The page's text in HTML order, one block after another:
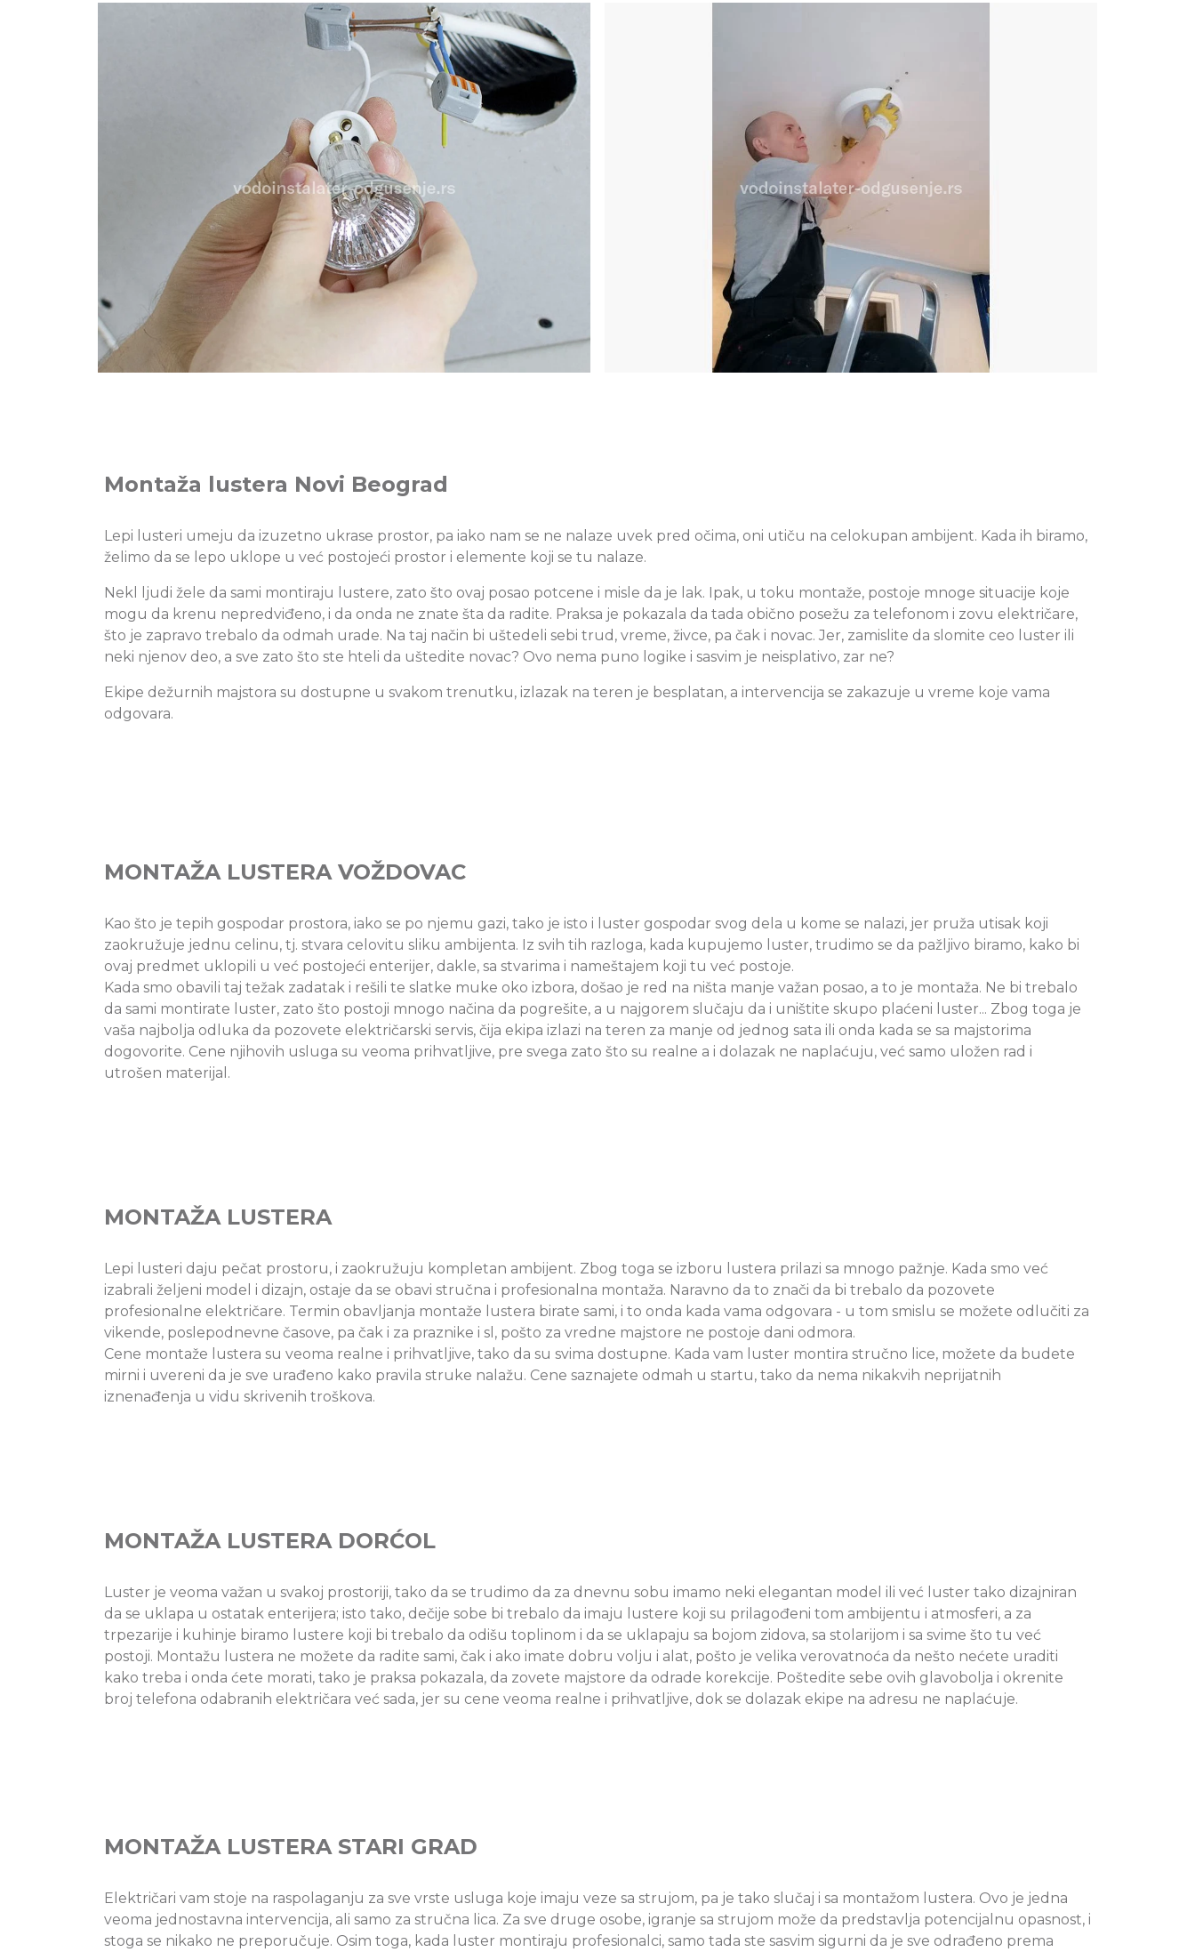
Montaža lustera Novi Beograd
Lepi lusteri umeju da izuzetno ukrase prostor, pa iako nam se ne nalaze uvek pred očima, oni utiču na celokupan ambijent. Kada ih biramo,
želimo da se lepo uklope u već postojeći prostor i elemente koji se tu nalaze.
Nekl ljudi žele da sami montiraju lustere, zato što ovaj posao potcene i misle da je lak. Ipak, u toku montaže, postoje mnoge situacije koje
mogu da krenu nepredviđeno, i da onda ne znate šta da radite. Praksa je pokazala da tada obično posežu za telefonom i zovu električare,
što je zapravo trebalo da odmah urade. Na taj način bi uštedeli sebi trud, vreme, živce, pa čak i novac. Jer, zamislite da slomite ceo luster ili
neki njenov deo, a sve zato što ste hteli da uštedite novac? Ovo nema puno logike i sasvim je neisplativo, zar ne?
Ekipe dežurnih majstora su dostupne u svakom trenutku, izlazak na teren je besplatan, a intervencija se zakazuje u vreme koje vama
odgovara.
MONTAŽA LUSTERA VOŽDOVAC
Kao što je tepih gospodar prostora, iako se po njemu gazi, tako je isto i luster gospodar svog dela u kome se nalazi, jer pruža utisak koji
zaokružuje jednu celinu, tj. stvara celovitu sliku ambijenta. Iz svih tih razloga, kada kupujemo luster, trudimo se da pažljivo biramo, kako bi
ovaj predmet uklopili u već postojeći enterijer, dakle, sa stvarima i nameštajem koji tu već postoje.
Kada smo obavili taj težak zadatak i rešili te slatke muke oko izbora, došao je red na ništa manje važan posao, a to je montaža. Ne bi trebalo
da sami montirate luster, zato što postoji mnogo načina da pogrešite, a u najgorem slučaju da i uništite skupo plaćeni luster... Zbog toga je
vaša najbolja odluka da pozovete električarski servis, čija ekipa izlazi na teren za manje od jednog sata ili onda kada se sa majstorima
dogovorite. Cene njihovih usluga su veoma prihvatljive, pre svega zato što su realne a i dolazak ne naplaćuju, već samo uložen rad i
utrošen materijal.
MONTAŽA LUSTERA
Lepi lusteri daju pečat prostoru, i zaokružuju kompletan ambijent. Zbog toga se izboru lustera prilazi sa mnogo pažnje. Kada smo već
izabrali željeni model i dizajn, ostaje da se obavi stručna i profesionalna montaža. Naravno da to znači da bi trebalo da pozovete
profesionalne električare. Termin obavljanja montaže lustera birate sami, i to onda kada vama odgovara - u tom smislu se možete odlučiti za
vikende, poslepodnevne časove, pa čak i za praznike i sl, pošto za vredne majstore ne postoje dani odmora.
Cene montaže lustera su veoma realne i prihvatljive, tako da su svima dostupne. Kada vam luster montira stručno lice, možete da budete
mirni i uvereni da je sve urađeno kako pravila struke nalažu. Cene saznajete odmah u startu, tako da nema nikakvih neprijatnih
iznenađenja u vidu skrivenih troškova.
MONTAŽA LUSTERA DORĆOL
Luster je veoma važan u svakoj prostoriji, tako da se trudimo da za dnevnu sobu imamo neki elegantan model ili već luster tako dizajniran
da se uklapa u ostatak enterijera; isto tako, dečije sobe bi trebalo da imaju lustere koji su prilagođeni tom ambijentu i atmosferi, a za
trpezarije i kuhinje biramo lustere koji bi trebalo da odišu toplinom i da se uklapaju sa bojom zidova, sa stolarijom i sa svime što tu već
postoji. Montažu lustera ne možete da radite sami, čak i ako imate dobru volju i alat, pošto je velika verovatnoća da nešto nećete uraditi
kako treba i onda ćete morati, tako je praksa pokazala, da zovete majstore da odrade korekcije. Poštedite sebe ovih glavobolja i okrenite
broj telefona odabranih električara već sada, jer su cene veoma realne i prihvatljive, dok se dolazak ekipe na adresu ne naplaćuje.
MONTAŽA LUSTERA STARI GRAD
Električari vam stoje na raspolaganju za sve vrste usluga koje imaju veze sa strujom, pa je tako slučaj i sa montažom lustera. Ovo je jedna
veoma jednostavna intervencija, ali samo za stručna lica. Za sve druge osobe, igranje sa strujom može da predstavlja potencijalnu opasnost, i
stoga se nikako ne preporučuje. Osim toga, kada luster montiraju profesionalci, samo tada ste sasvim sigurni da je sve odrađeno prema